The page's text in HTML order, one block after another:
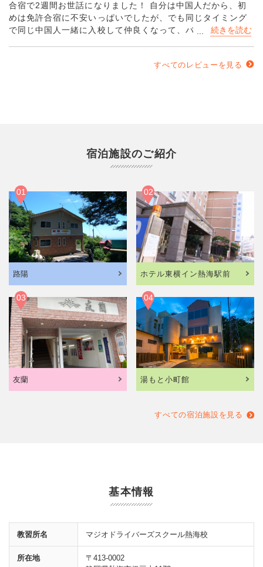
合宿で2週間お世話になりました！ 自分は中国人だから、初
めは免許合宿に不安いっぱいでしたが、でも同じタイミング
で同じ中国人一緒に入校して仲良くなって、バスの運転手さ
のでいい練習になったと思います。 とても楽しい免許合宿に
すべてのレビューを見る
宿泊施設のご紹介
路陽
01
ホテル東横イン熱海駅前
02
友蘭
03
湯もと小町館
04
すべての宿泊施設を見る
基本情報
教習所名 マジオドライバーズスクール熱海校
所在地
〒413-0002